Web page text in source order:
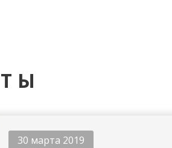
30 марта 2019